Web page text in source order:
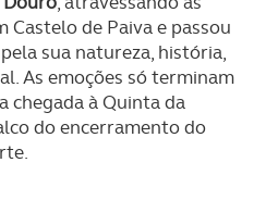
Castelo de Paiva e passou
sua natureza, história,
As emoções só terminam
chegada à Quinta da
do encerramento do